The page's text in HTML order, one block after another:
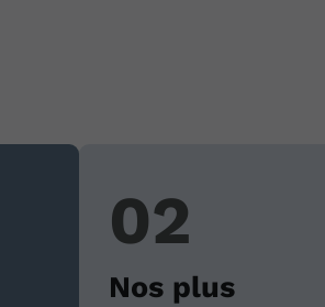
Nos plus